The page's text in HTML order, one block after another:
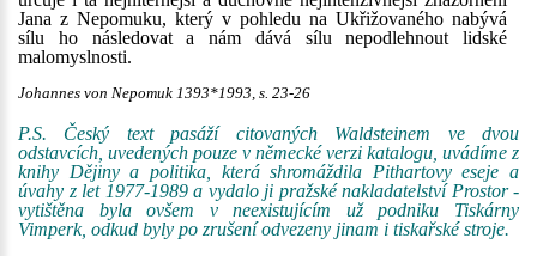
Jana z Nepomuku, který v pohledu na Ukřižovaného nabývá
sílu ho následovat a nám dává sílu nepodlehnout lidské
malomyslnosti.
Johannes von Nepomuk 1393*1993, s. 23-26
P.S. Český text pasáží citovaných Waldsteinem ve dvou
odstavcích, uvedených pouze v německé verzi katalogu, uvádíme z
knihy Dějiny a politika, která shromáždila Pithartovy eseje a
úvahy z let 1977-1989 a vydalo ji pražské nakladatelství Prostor -
vytištěna byla ovšem v neexistujícím už podniku Tiskárny
Vimperk, odkud byly po zrušení odvezeny jinam i tiskařské stroje.